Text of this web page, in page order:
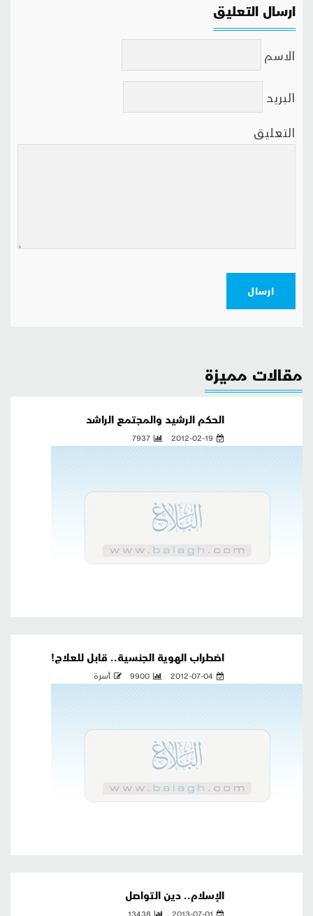
ارسال التعليق
الاسم
البريد
التعليق
ارسال
مقالات مميزة
الحكم الرشيد والمجتمع الراشد
2012-02-19
7937
اضطراب الهوية الجنسية.. قابل للعلاج!
2012-07-04
9900 أسرة
الإسلام.. دين التواصل
2013-07-01
13438